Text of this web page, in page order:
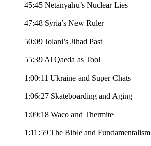
45:45 Netanyahu’s Nuclear Lies
47:48 Syria’s New Ruler
50:09 Jolani’s Jihad Past
55:39 Al Qaeda as Tool
1:00:11 Ukraine and Super Chats
1:06:27 Skateboarding and Aging
1:09:18 Waco and Thermite
1:11:59 The Bible and Fundamentalism